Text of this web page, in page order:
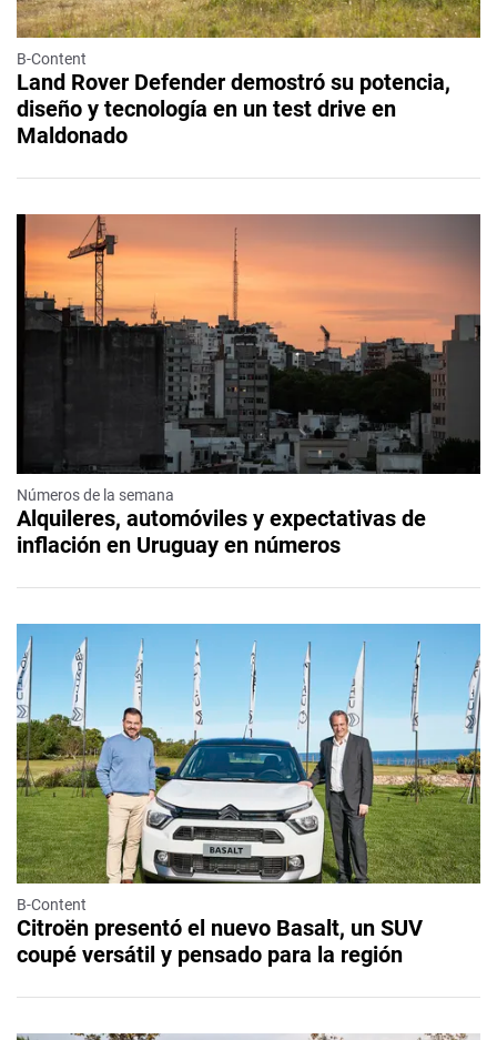
B-Content
Land Rover Defender demostró su potencia,
diseño y tecnología en un test drive en
Maldonado
Números de la semana
Alquileres, automóviles y expectativas de
inflación en Uruguay en números
B-Content
Citroën presentó el nuevo Basalt, un SUV
coupé versátil y pensado para la región